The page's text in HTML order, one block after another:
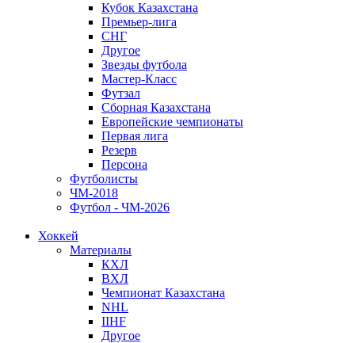
Кубок Казахстана
Премьер-лига
СНГ
Другое
Звезды футбола
Мастер-Класс
Футзал
Сборная Казахстана
Европейские чемпионаты
Первая лига
Резерв
Персона
Футболисты
ЧМ-2018
Футбол - ЧМ-2026
Хоккей
Материалы
КХЛ
ВХЛ
Чемпионат Казахстана
NHL
IIHF
Другое